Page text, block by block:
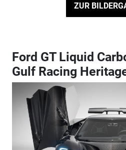
ZUR
Ford GT Liquid
Gulf Racing